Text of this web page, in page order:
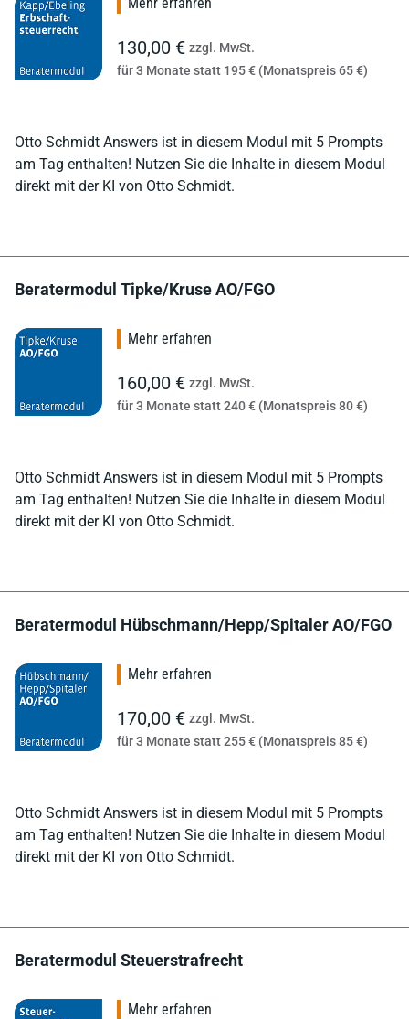
Otto Schmidt Answers ist in diesem Modul mit 5 Prompts
am Tag enthalten! Nutzen Sie die Inhalte in diesem Modul
direkt mit der KI von Otto Schmidt.
130,00 € zzgl. MwSt.
für 3 Monate statt 195 € (Monatspreis 65 €)
Beratermodul Tipke/Kruse AO/FGO
Otto Schmidt Answers ist in diesem Modul mit 5 Prompts
am Tag enthalten! Nutzen Sie die Inhalte in diesem Modul
direkt mit der KI von Otto Schmidt.
Mehr erfahren
160,00 € zzgl. MwSt.
für 3 Monate statt 240 € (Monatspreis 80 €)
Beratermodul Hübschmann/Hepp/Spitaler AO/FGO
Otto Schmidt Answers ist in diesem Modul mit 5 Prompts
am Tag enthalten! Nutzen Sie die Inhalte in diesem Modul
direkt mit der KI von Otto Schmidt.
Mehr erfahren
170,00 € zzgl. MwSt.
für 3 Monate statt 255 € (Monatspreis 85 €)
Beratermodul Steuerstrafrecht
Mehr erfahren